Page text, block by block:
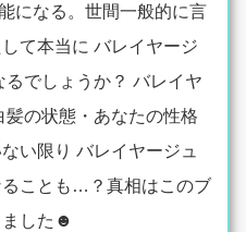
になる。世間一般的に言
て本当に バレイヤージ
るでしょうか？ バレイヤ
の状態・あなたの性格
い限り バレイヤージュ
ことも…？真相はこのブ
ました☻